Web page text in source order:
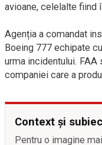
avioane, celelalte fiind
Agenția a comandat
Boeing 777 echipate
urma incidentului.
companiei care a
Context și
Pentru o imagine